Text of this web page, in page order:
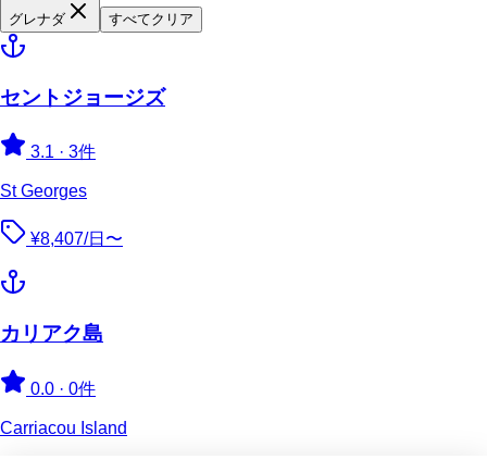
グレナダ すべてクリア
セントジョージズ
3.1 · 3件
St Georges
¥8,407/日〜
カリアク島
0.0 · 0件
Carriacou Island